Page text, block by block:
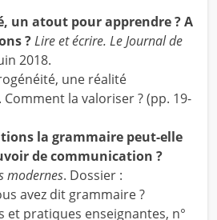
un atout pour apprendre ? A
?Lire et écrire. Le Journal de
2018.
une réalité
la valoriser ? (pp. 19-
la grammaire peut-elle
de communication ?
modernes. Dossier :
avez dit grammaire ?
et pratiques enseignantes, n°